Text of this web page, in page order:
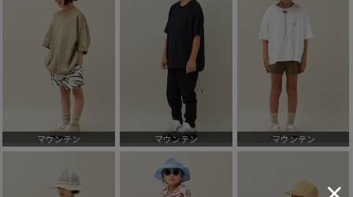
マウンテン マウンテン マウンテン